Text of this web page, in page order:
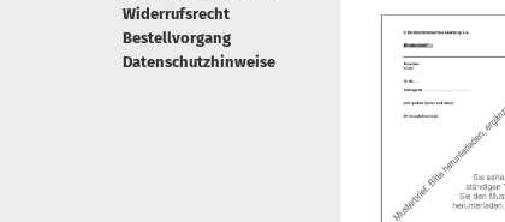
Widerrufsrecht
Bestellvorgang
Datenschutzhinweise